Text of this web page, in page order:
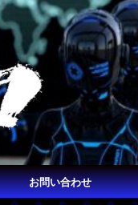
お問い合わせ